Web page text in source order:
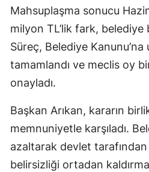
Mahsuplaşma sonucu
milyon TL’lik fark,
Süreç, Belediye
tamamlandı ve meclis oy
onayladı.
Başkan Arıkan, kararın
memnuniyetle karşıladı.
azaltarak devlet
belirsizliği ortadan